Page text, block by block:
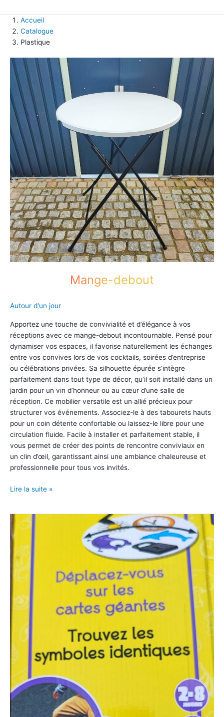
Accueil
Catalogue
Plastique
Mange-debout
Autour d'un jour
Apportez une touche de convivialité et d’élégance à vos
réceptions avec ce mange-debout incontournable. Pensé pour
dynamiser vos espaces, il favorise naturellement les échanges
entre vos convives lors de vos cocktails, soirées d’entreprise
ou célébrations privées. Sa silhouette épurée s’intègre
parfaitement dans tout type de décor, qu’il soit installé dans un
jardin pour un vin d’honneur ou au cœur d’une salle de
réception. Ce mobilier versatile est un allié précieux pour
structurer vos événements. Associez-le à des tabourets hauts
pour un coin détente confortable ou laissez-le libre pour une
circulation fluide. Facile à installer et parfaitement stable, il
vous permet de créer des points de rencontre conviviaux en
un clin d’œil, garantissant ainsi une ambiance chaleureuse et
professionnelle pour tous vos invités.
Mange-
Lire la suite »